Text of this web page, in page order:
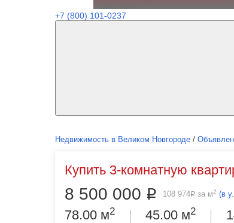
+7 (800) 101-0237
Недвижимость в Великом Новгороде /
Купить 3-комнатную
8 500 000 Р 108 974Р за м2 (в
78.00 м2 45.00 м2